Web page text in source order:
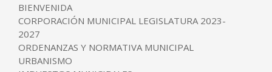
BIENVENIDA
CORPORACIÓN MUNICIPAL LEGISLATURA 2023-
2027
ORDENANZAS Y NORMATIVA MUNICIPAL
URBANISMO